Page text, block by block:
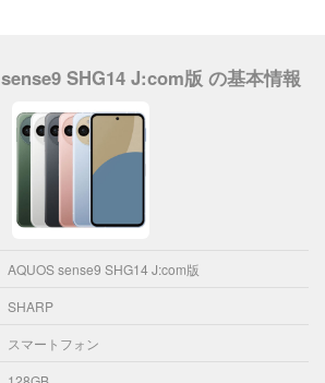
SHG14 J:com版 の基本情報
AQUOS sense9 SHG14 J:com版
SHARP
スマートフォン